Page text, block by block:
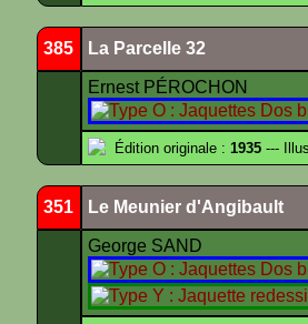
385 La Parcelle 32
Ernest PÉROCHON
Édition originale : 1935 ---
351 Le Meunier d'Angibault
George SAND